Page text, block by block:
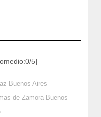
5]
Buenos Aires
de Zamora Buenos